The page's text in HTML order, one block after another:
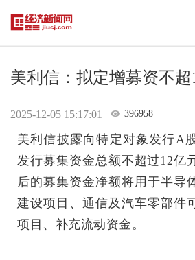
美利信：拟定增募资不超
2025-12-05 15:17:01 396958
美利信披露向特定对象发行A
发行募集资金总额不超过12亿
后的募集资金净额将用于半导
建设项目、通信及汽车零部件
项目、补充流动资金。